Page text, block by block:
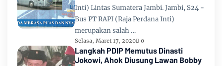
Inti) Lintas Sumatera Jambi. Jambi, S24 -
Bus PT RAPI (Raja Perdana Inti)
merupakan salah …
Selasa, Maret 17, 2020 0
Langkah PDIP Memutus Dinasti
Jokowi, Ahok Diusung Lawan Bobby